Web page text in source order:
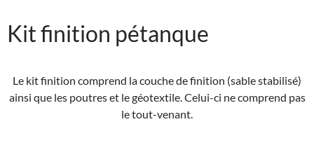
Kit finition pétanque
Le kit finition comprend la couche de finition (sable stabilisé)
ainsi que les poutres et le géotextile. Celui-ci ne comprend pas
le tout-venant.